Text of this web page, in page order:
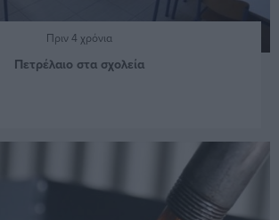
Πριν 4 χρόνια
Πετρέλαιο στα σχολεία